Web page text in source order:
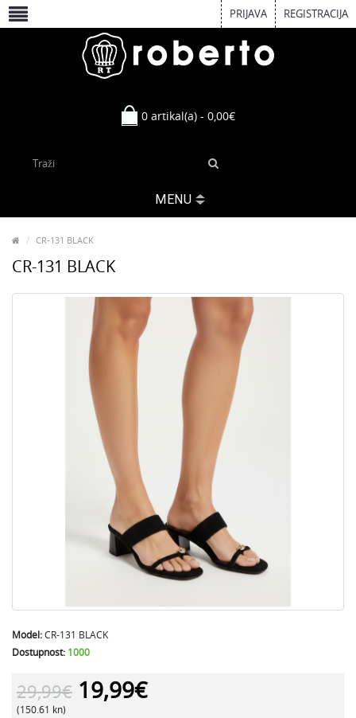
PRIJAVA REGISTRACIJA
0 artikal(a) - 0,00€
MENU
CR-131 BLACK
CR-131 BLACK
Model:CR-131 BLACK
Dostupnost: 1000
29,99€ 19,99€
(150.61 kn)